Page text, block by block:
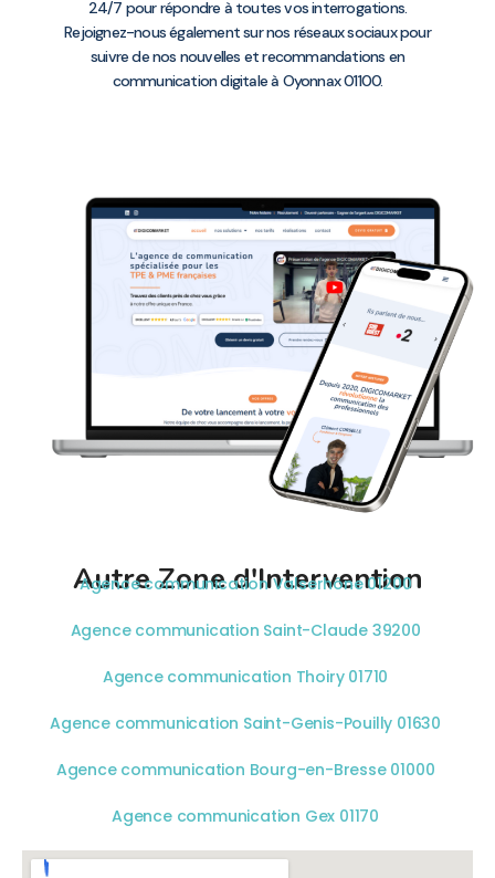
24/7 pour répondre à toutes vos interrogations.
Rejoignez-nous également sur nos réseaux sociaux pour
suivre de nos nouvelles et recommandations en
communication digitale à Oyonnax 01100.
Autre Zone d'Intervention
Agence communication Valserhône 01200
Agence communication Saint-Claude 39200
Agence communication Thoiry 01710
Agence communication Saint-Genis-Pouilly 01630
Agence communication Bourg-en-Bresse 01000
Agence communication Gex 01170